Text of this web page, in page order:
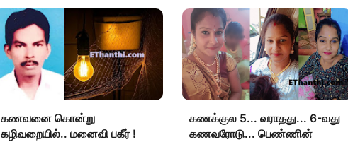
கணவனை கொன்று
கழிவறையில்.. மனைவி பகீர் !
கணக்குல 5... வராதது... 6-வது
கணவரோடு... பெண்ணின்